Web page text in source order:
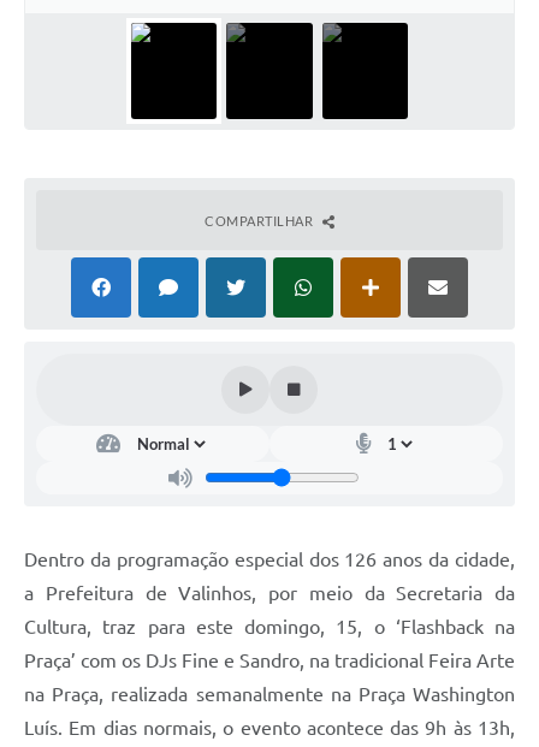
Contas Públicas
Enquete
Jornal
Agenda
COMPARTILHAR
Dentro da programação especial dos 126 anos da cidade,
a Prefeitura de Valinhos, por meio da Secretaria da
Cultura, traz para este domingo, 15, o ‘Flashback na
Praça’ com os DJs Fine e Sandro, na tradicional Feira Arte
na Praça, realizada semanalmente na Praça Washington
Luís. Em dias normais, o evento acontece das 9h às 13h,